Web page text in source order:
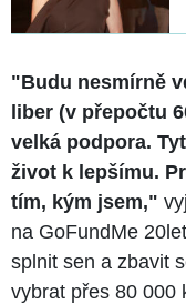
"Budu nesmírně
liber (v přepočtu
velká podpora.
život k lepšímu.
tím, kým jsem,"
na GoFundMe
splnit sen a zbavit
vybrat přes 80 000